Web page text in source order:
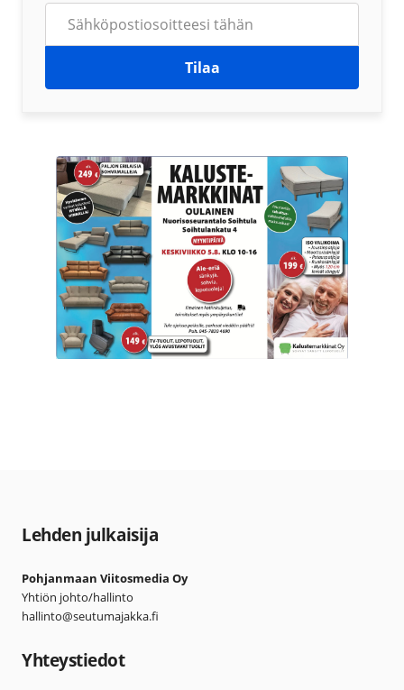
Tilaa
Lehden julkaisija
Pohjanmaan Viitosmedia Oy
Yhtiön johto/hallinto
hallinto@seutumajakka.fi
Yhteystiedot